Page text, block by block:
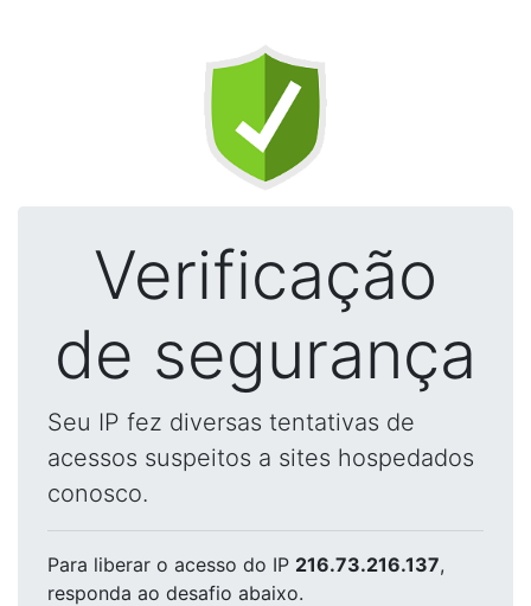
Verificação
de segurança
Seu IP fez diversas tentativas de
acessos suspeitos a sites hospedados
conosco.
Para liberar o acesso do IP 216.73.216.137,
responda ao desafio abaixo.